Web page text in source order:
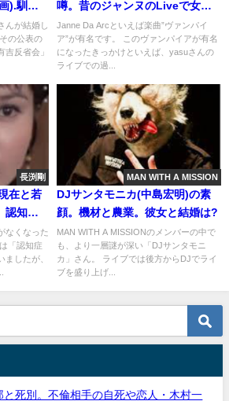
).馴れ
んが結婚し
の公表の
反省会」
噂。昔のジャンヌのLiveで女性
ファンが餌食に?
Janne Da Arcといえば楽曲”ヴァンパイ
ア”が有名です。 このヴァンパイアが有名
になったきっかけといえば、yasuさんの
ライブでの過...
長渕剛
在と若
認知
なくなった
「認知症
ましたが、
MAN WITH A MISSION
DJサンタモニカ(中島宏明)の素
顔。機材と農業。彼女と結婚は?
MAN WITH A MISSIONのメンバーの中で
も、より一層謎が深い「DJサンタモニ
カ」さん。 ライブでは後方からDJでライ
ブを盛り上げ...
死別。不倫相手の自死や恋人・木村一